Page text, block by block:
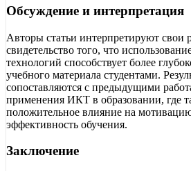
Обсуждение и интерпретация
Авторы статьи интерпретируют свои
свидетельство того, что
технологий способствует более
учебного материала студентами.
сопоставляются с предыдущими
применения ИКТ в образовании, где
положительное влияние на
эффективность обучения.
Заключение